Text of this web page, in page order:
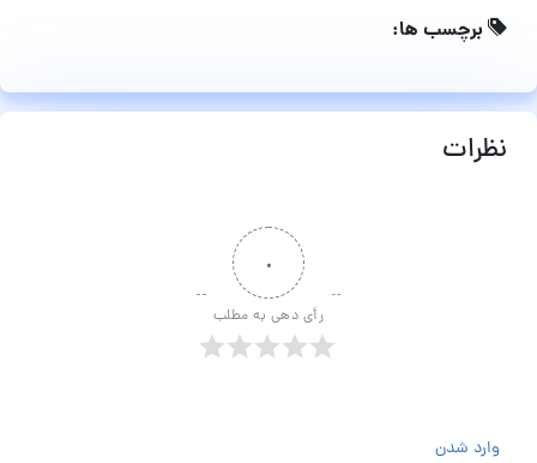
برچسب ها:
نظرات
۰
رأی دهی به مطلب
وارد شدن